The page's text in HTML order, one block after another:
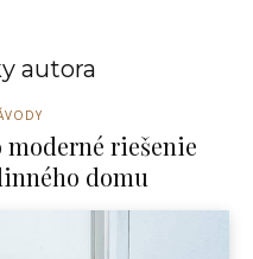
autora
riešenie
domu